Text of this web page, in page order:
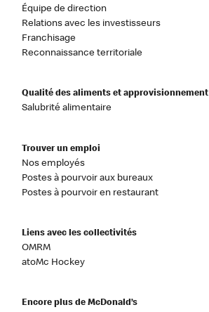
Équipe de direction
Relations avec les investisseurs
Franchisage
Reconnaissance territoriale
Qualité des aliments et approvisionnement
Salubrité alimentaire
Trouver un emploi
Nos employés
Postes à pourvoir aux bureaux
Postes à pourvoir en restaurant
Liens avec les collectivités
OMRM
atoMc Hockey
Encore plus de McDonald’s